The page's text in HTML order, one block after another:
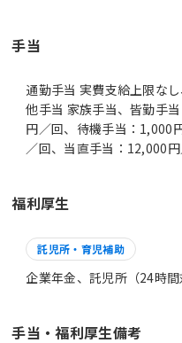
手当
通勤手当 実費支給上限な
他手当 家族手当、皆勤手
円／回、待機手当：1,000
／回、当直手当：12,000
福利厚生
託児所・育児補助
企業年金、託児所（24時
手当・福利厚生備考